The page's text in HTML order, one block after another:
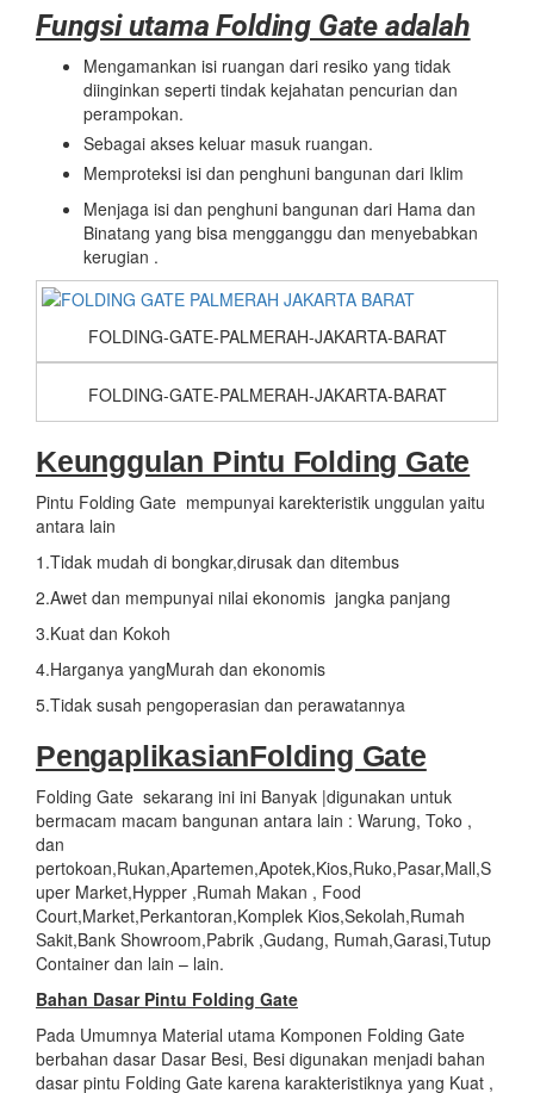
Fungsi utama Folding Gate adalah
Mengamankan isi ruangan dari resiko yang tidak
diinginkan seperti tindak kejahatan pencurian dan
perampokan.
Sebagai akses keluar masuk ruangan.
Memproteksi isi dan penghuni bangunan dari Iklim
Menjaga isi dan penghuni bangunan dari Hama dan
Binatang yang bisa mengganggu dan menyebabkan
kerugian .
FOLDING-GATE-PALMERAH-JAKARTA-BARAT
FOLDING-GATE-PALMERAH-JAKARTA-BARAT
Keunggulan Pintu Folding Gate
Pintu Folding Gate mempunyai karekteristik unggulan yaitu
antara lain
1.Tidak mudah di bongkar,dirusak dan ditembus
2.Awet dan mempunyai nilai ekonomis jangka panjang
3.Kuat dan Kokoh
4.Harganya yangMurah dan ekonomis
5.Tidak susah pengoperasian dan perawatannya
PengaplikasianFolding Gate
Folding Gate sekarang ini ini Banyak |digunakan untuk
bermacam macam bangunan antara lain : Warung, Toko ,
dan
pertokoan,Rukan,Apartemen,Apotek,Kios,Ruko,Pasar,Mall,S
uper Market,Hypper ,Rumah Makan , Food
Court,Market,Perkantoran,Komplek Kios,Sekolah,Rumah
Sakit,Bank Showroom,Pabrik ,Gudang, Rumah,Garasi,Tutup
Container dan lain – lain.
Bahan Dasar Pintu Folding Gate
Pada Umumnya Material utama Komponen Folding Gate
berbahan dasar Dasar Besi, Besi digunakan menjadi bahan
dasar pintu Folding Gate karena karakteristiknya yang Kuat ,